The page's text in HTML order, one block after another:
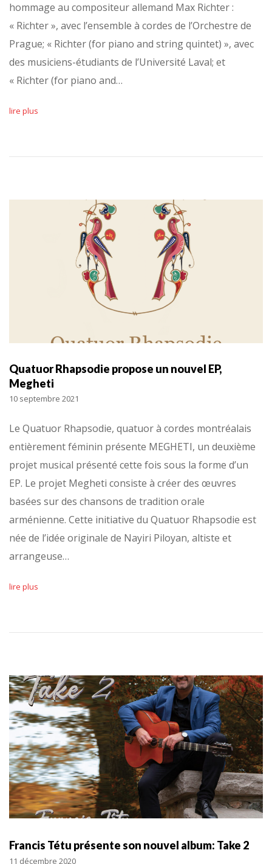
hommage au compositeur allemand Max Richter :
« Richter », avec l’ensemble à cordes de l’Orchestre de
Prague; « Richter (for piano and string quintet) », avec
des musiciens-étudiants de l’Université Laval; et
« Richter (for piano and…
lire plus
Quatuor Rhapsodie propose un nouvel EP,
Megheti
10 septembre 2021
Le Quatuor Rhapsodie, quatuor à cordes montréalais
entièrement féminin présente MEGHETI, un deuxième
projet musical présenté cette fois sous la forme d’un
EP. Le projet Megheti consiste à créer des œuvres
basées sur des chansons de tradition orale
arménienne. Cette initiative du Quatuor Rhapsodie est
née de l’idée originale de Nayiri Piloyan, altiste et
arrangeuse…
lire plus
Francis Tétu présente son nouvel album: Take 2
11 décembre 2020